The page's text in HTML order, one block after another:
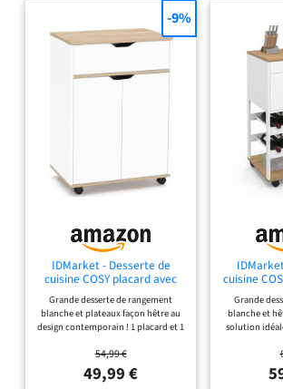
détachables pour
mouvement sans
Capacité de
kg. Matériaux de
Dimensions (L x
116cm x 46cm x
Dimensions du
travail: 107cm x
Facture fournie.
transporteur le
IDMarket - Desserte de
cuisine COSY placard avec
tiroir bois blanc et plateaux
façon hêtre L.60 CM
Grande desserte de rangement
blanche et plateaux façon hêtre au
design contemporain ! 1 placard et 1
optimisés et organisés Desserte de
cuisine moderne, nombreux
rangements - Multi-usages :
54,99 €
49,99 €
-9%
cuisine
range
Grande
blanche et
solution
rangements
Desserte
panneaux